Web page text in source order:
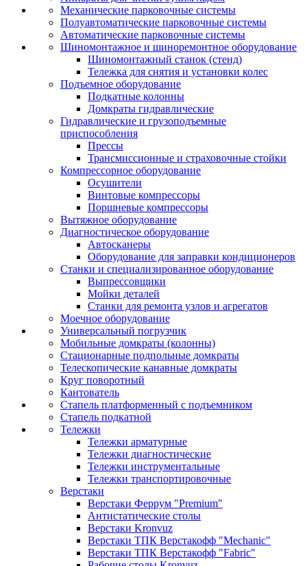
Механические парковочные системы
Полуавтоматические парковочные системы
Автоматические парковочные системы
Шиномонтажное и шиноремонтное оборудование
Шиномонтажный станок (стенд)
Тележка для снятия и установки колес
Подъемное оборудование
Подкатные колонны
Домкраты гидравлические
Гидравлические и грузоподъемные
приспособления
Прессы
Трансмиссионные и страховочные стойки
Компрессорное оборудование
Осушители
Винтовые компрессоры
Поршневые компрессоры
Вытяжное оборудование
Диагностическое оборудование
Автосканеры
Оборудование для заправки кондиционеров
Станки и специализированное оборудование
Выпрессовщики
Мойки деталей
Станки для ремонта узлов и агрегатов
Моечное оборудование
Универсальный погрузчик
Мобильные домкраты (колонны)
Стационарные подпольные домкраты
Телескопические канавные домкраты
Круг поворотный
Кантователь
Стапель платформенный с подъемником
Стапель подкатной
Тележки
Тележки арматурные
Тележки диагностические
Тележки инструментальные
Тележки транспортировочные
Верстаки
Верстаки Феррум "Premium"
Антистатические столы
Верстаки Kronvuz
Верстаки ТПК Верстакофф "Mechanic"
Верстаки ТПК Верстакофф "Fabric"